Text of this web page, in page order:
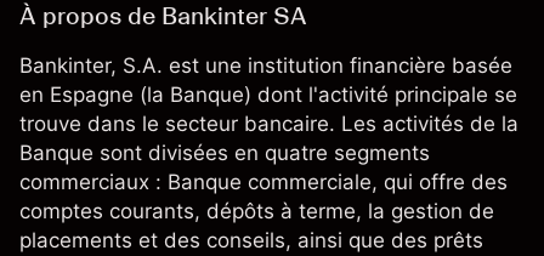
À propos de Bankinter SA
Bankinter, S.A. est une institution financière basée
en Espagne (la Banque) dont l'activité principale se
trouve dans le secteur bancaire. Les activités de la
Banque sont divisées en quatre segments
commerciaux : Banque commerciale, qui offre des
comptes courants, dépôts à terme, la gestion de
placements et des conseils, ainsi que des prêts